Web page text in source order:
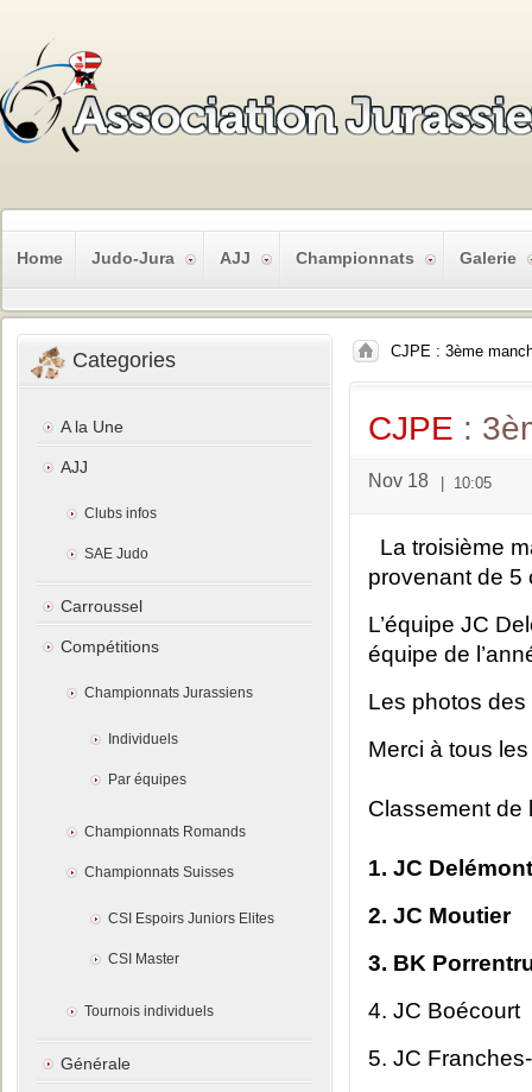
Home Judo-Jura AJJ Championnats Galerie
CJPE : 3ème
CJPE :
Nov 18 10:05
La troisième
provenant de 5
L’équipe JC
équipe de
Les photos
Merci à tous
Classement de
1. JC
2. JC Moutier
3. BK
4. JC Boécourt
5. JC
Categories
A la Une
AJJ
Clubs infos
SAE Judo
Carroussel
Compétitions
Championnats Jurassiens
Individuels
Par équipes
Championnats Romands
Championnats Suisses
CSI Espoirs Juniors Elites
CSI Master
Tournois individuels
Générale